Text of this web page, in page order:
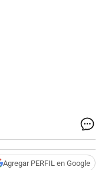
Agregar PERFIL en Google